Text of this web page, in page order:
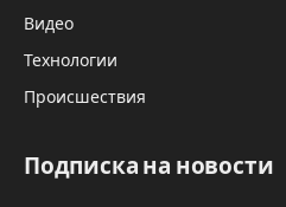
Видео
Технологии
Происшествия
Подписка на новости